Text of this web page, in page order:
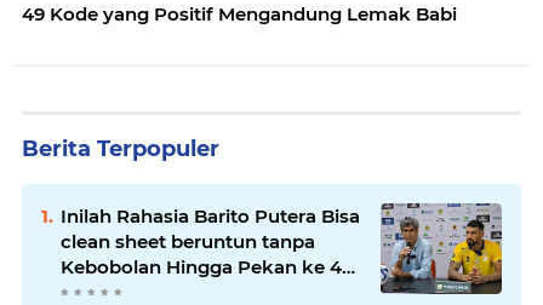
49 Kode yang Positif Mengandung Lemak Babi
Berita Terpopuler
Inilah Rahasia Barito Putera Bisa
clean sheet beruntun tanpa
Kebobolan Hingga Pekan ke 4
Liga 2